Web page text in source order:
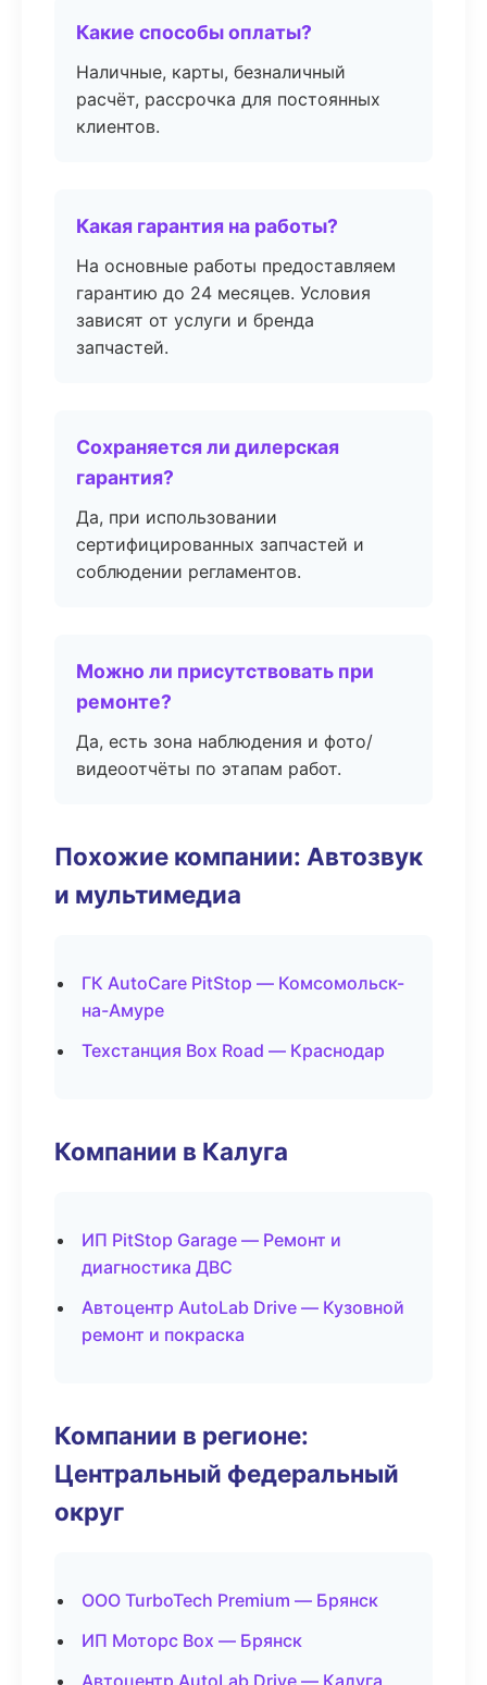
Какие способы оплаты?
Наличные, карты, безналичный
расчёт, рассрочка для постоянных
клиентов.
Какая гарантия на работы?
На основные работы предоставляем
гарантию до 24 месяцев. Условия
зависят от услуги и бренда
запчастей.
Сохраняется ли дилерская
гарантия?
Да, при использовании
сертифицированных запчастей и
соблюдении регламентов.
Можно ли присутствовать при
ремонте?
Да, есть зона наблюдения и фото/
видеоотчёты по этапам работ.
Похожие компании: Автозвук
и мультимедиа
ГК AutoCare PitStop — Комсомольск-
на-Амуре
Техстанция Box Road — Краснодар
Компании в Калуга
ИП PitStop Garage — Ремонт и
диагностика ДВС
Автоцентр AutoLab Drive — Кузовной
ремонт и покраска
Компании в регионе:
Центральный федеральный
округ
ООО TurboTech Premium — Брянск
ИП Моторс Box — Брянск
Автоцентр AutoLab Drive — Калуга